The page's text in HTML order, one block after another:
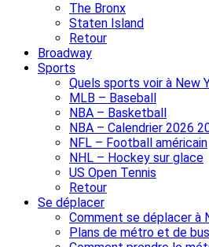
The Bronx
Staten Island
Retour
Broadway
Sports
Quels sports voir à New
MLB – Baseball
NBA – Basketball
NBA – Calendrier 2026
NFL – Football américain
NHL – Hockey sur glace
US Open Tennis
Retour
Se déplacer
Comment se déplacer à
Plans de métro et de bus